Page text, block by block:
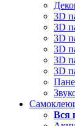
3D
3D
3D
3D
3D
3D
Вся